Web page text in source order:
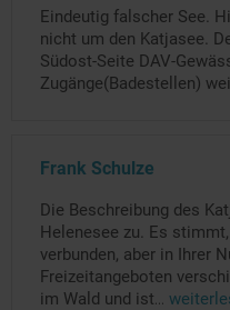
Eindeutig falscher See.
nicht um den Katjasee.
Südost-Seite DAV-
Zugänge(Badestellen)
Frank Schulze
Die Beschreibung des
Helenesee zu. Es
verbunden, aber in Ihrer
Freizeitangeboten
im Wald und ist...